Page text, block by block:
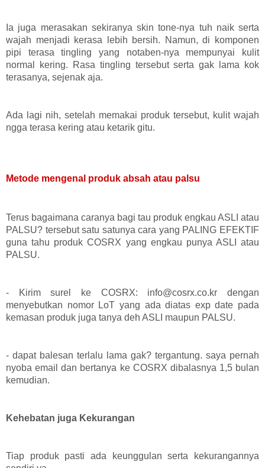
Ia juga merasakan sekiranya skin tone-nya tuh naik serta
wajah menjadi kerasa lebih bersih. Namun, di komponen
pipi terasa tingling yang notaben-nya mempunyai kulit
normal kering. Rasa tingling tersebut serta gak lama kok
terasanya, sejenak aja.
Ada lagi nih, setelah memakai produk tersebut, kulit wajah
ngga terasa kering atau ketarik gitu.
Metode mengenal produk absah atau palsu
Terus bagaimana caranya bagi tau produk engkau ASLI atau
PALSU? tersebut satu satunya cara yang PALING EFEKTIF
guna tahu produk COSRX yang engkau punya ASLI atau
PALSU.
- Kirim surel ke COSRX: info@cosrx.co.kr dengan
menyebutkan nomor LoT yang ada diatas exp date pada
kemasan produk juga tanya deh ASLI maupun PALSU.
- dapat balesan terlalu lama gak? tergantung. saya pernah
nyoba email dan bertanya ke COSRX dibalasnya 1,5 bulan
kemudian.
Kehebatan juga Kekurangan
Tiap produk pasti ada keunggulan serta kekurangannya